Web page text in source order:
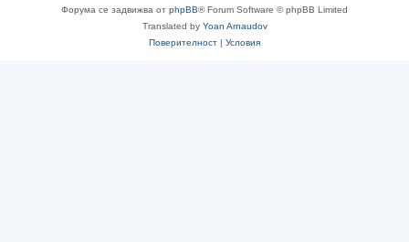
Форума се задвижва от phpBB® Forum Software © phpBB Limited
Translated by Yoan Arnaudov
Поверителност | Условия